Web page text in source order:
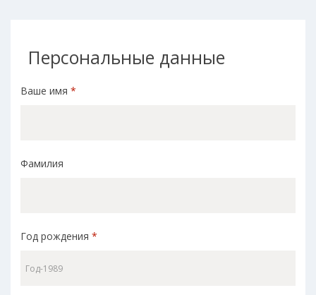
Персональные данные
Ваше имя *
Фамилия
Год рождения *